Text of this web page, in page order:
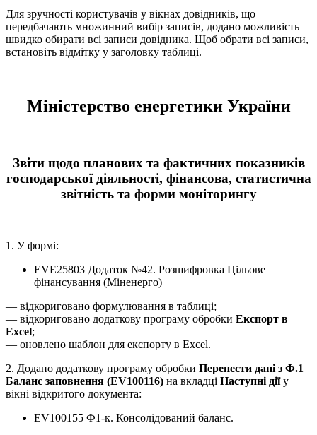
Для зручності користувачів у вікнах довідників, що
передбачають множинний вибір записів, додано можливість
швидко обирати всі записи довідника. Щоб обрати всі записи,
встановіть відмітку у заголовку таблиці.
Міністерство енергетики України
Звіти щодо планових та фактичних показників
господарської діяльності, фінансова, статистична
звітність та форми моніторингу
1. У формі:
EVE25803 Додаток №42. Розшифpовка Цiльове
фiнансування (Міненерго)
— відкориговано формулювання в таблиці;
— відкориговано додаткову програму обробки Експорт в
Excel;
— оновлено шаблон для експорту в Excel.
2. Додано додаткову програму обробки Перенести дані з Ф.1
Баланс заповнення (EV100116) на вкладці Наступні діїу
вікні відкритого документа:
EV100155 Ф1-к. Консолідований баланс.